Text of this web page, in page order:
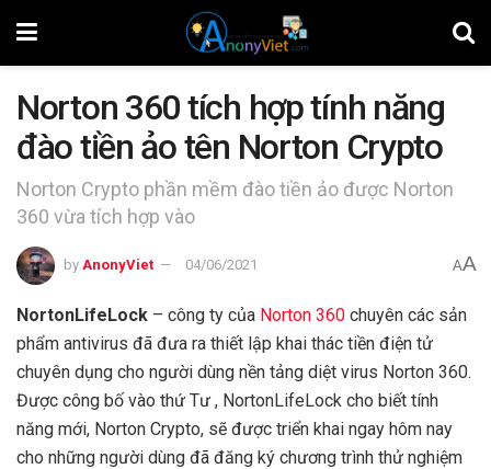
Norton 360 tích hợp tính năng
đào tiền ảo tên Norton Crypto
Norton Crypto phần mềm đào tiền ảo được Norton
360 vừa tích hợp vào
by AnonyViet 04/06/2021 AA
NortonLifeLock – công ty của Norton 360 chuyên các sản
phẩm antivirus đã đưa ra thiết lập khai thác tiền điện tử
chuyên dụng cho người dùng nền tảng diệt virus Norton 360.
Được công bố vào thứ Tư , NortonLifeLock cho biết tính
năng mới, Norton Crypto, sẽ được triển khai ngay hôm nay
cho những người dùng đã đăng ký chương trình thử nghiệm